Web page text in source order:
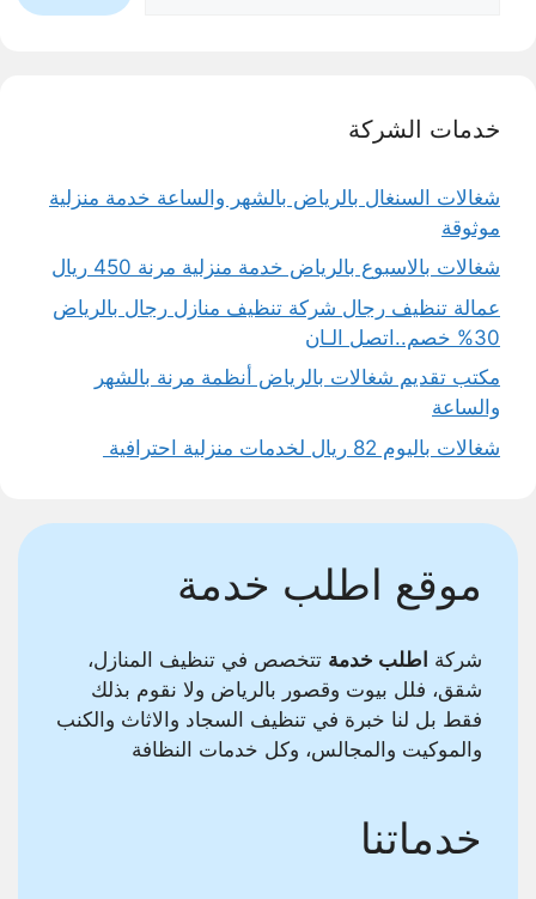
خدمات الشركة
شغالات السنغال بالرياض بالشهر والساعة خدمة منزلية
موثوقة
شغالات بالاسبوع بالرياض خدمة منزلية مرنة 450 ريال
عمالة تنظيف رجال شركة تنظيف منازل رجال بالرياض
30% خصم..اتصل الـان
مكتب تقديم شغالات بالرياض أنظمة مرنة بالشهر
والساعة
شغالات باليوم 82 ريال لخدمات منزلية احترافية
موقع اطلب خدمة
شركة اطلب خدمة تتخصص في تنظيف المنازل،
شقق، فلل بيوت وقصور بالرياض ولا نقوم بذلك
فقط بل لنا خبرة في تنظيف السجاد والاثاث والكنب
والموكيت والمجالس، وكل خدمات النظافة
خدماتنا